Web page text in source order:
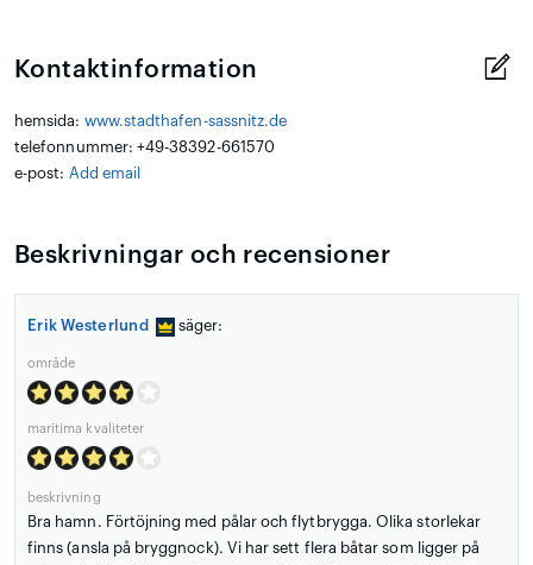
Kontaktinformation
hemsida: www.stadthafen-sassnitz.de
telefonnummer: +49-38392-661570
e-post: Add email
Beskrivningar och recensioner
Erik Westerlund säger:
område
maritima kvaliteter
beskrivning
Bra hamn. Förtöjning med pålar och flytbrygga. Olika storlekar
finns (ansla på bryggnock). Vi har sett flera båtar som ligger på